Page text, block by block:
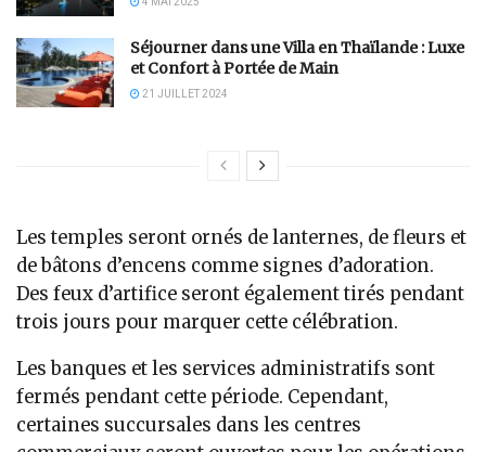
Séjourner dans une Villa en Thaïlande : Luxe
et Confort à Portée de Main
21 JUILLET 2024
Les temples seront ornés de lanternes, de fleurs et
de bâtons d’encens comme signes d’adoration.
Des feux d’artifice seront également tirés pendant
trois jours pour marquer cette célébration.
Les banques et les services administratifs sont
fermés pendant cette période. Cependant,
certaines succursales dans les centres